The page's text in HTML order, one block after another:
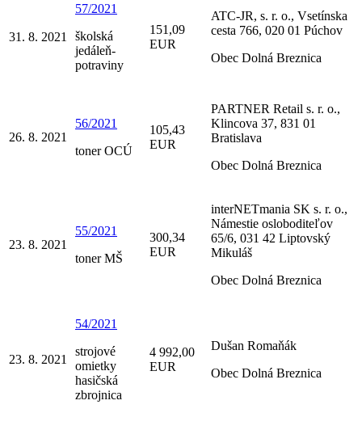
31. 8. 2021
57/2021
školská
jedáleň-
potraviny
151,09
EUR
ATC-JR, s. r. o., Vsetínska
cesta 766, 020 01 Púchov
Obec Dolná Breznica
26. 8. 2021
56/2021
toner OCÚ
105,43
EUR
PARTNER Retail s. r. o.,
Klincova 37, 831 01
Bratislava
Obec Dolná Breznica
23. 8. 2021
55/2021
toner MŠ
300,34
EUR
interNETmania SK s. r. o.,
Námestie osloboditeľov
65/6, 031 42 Liptovský
Mikuláš
Obec Dolná Breznica
23. 8. 2021
54/2021
strojové
omietky
hasičská
zbrojnica
4 992,00
EUR
Dušan Romaňák
Obec Dolná Breznica